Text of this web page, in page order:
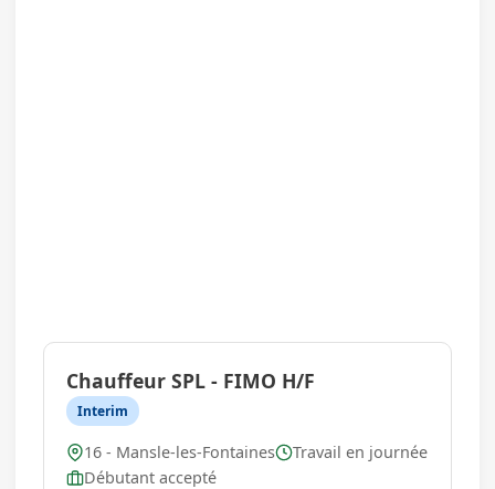
Chauffeur SPL - FIMO H/F
Interim
16 - Mansle-les-Fontaines
Travail en journée
Débutant accepté